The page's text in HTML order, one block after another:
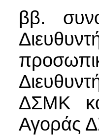
ββ.
ΔΣΜΚ
Αγοράς